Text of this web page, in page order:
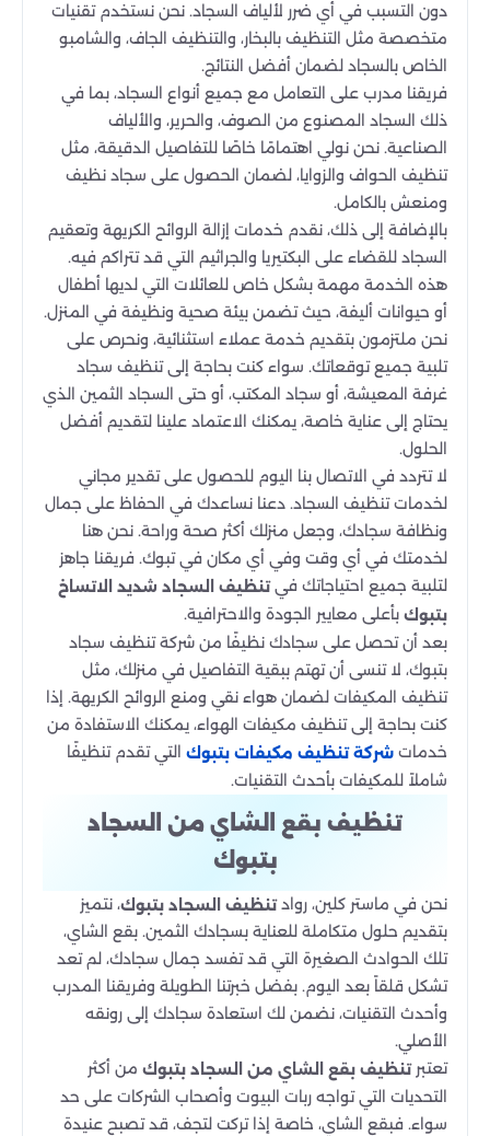
دون التسبب في أي ضرر لألياف السجاد. نحن نستخدم تقنيات
متخصصة مثل التنظيف بالبخار، والتنظيف الجاف، والشامبو
الخاص بالسجاد لضمان أفضل النتائج.
فريقنا مدرب على التعامل مع جميع أنواع السجاد، بما في
ذلك السجاد المصنوع من الصوف، والحرير، والألياف
الصناعية. نحن نولي اهتمامًا خاصًا للتفاصيل الدقيقة، مثل
تنظيف الحواف والزوايا، لضمان الحصول على سجاد نظيف
ومنعش بالكامل.
بالإضافة إلى ذلك، نقدم خدمات إزالة الروائح الكريهة وتعقيم
السجاد للقضاء على البكتيريا والجراثيم التي قد تتراكم فيه.
هذه الخدمة مهمة بشكل خاص للعائلات التي لديها أطفال
أو حيوانات أليفة، حيث تضمن بيئة صحية ونظيفة في المنزل.
نحن ملتزمون بتقديم خدمة عملاء استثنائية، ونحرص على
تلبية جميع توقعاتك. سواء كنت بحاجة إلى تنظيف سجاد
غرفة المعيشة، أو سجاد المكتب، أو حتى السجاد الثمين الذي
يحتاج إلى عناية خاصة، يمكنك الاعتماد علينا لتقديم أفضل
الحلول.
لا تتردد في الاتصال بنا اليوم للحصول على تقدير مجاني
لخدمات تنظيف السجاد. دعنا نساعدك في الحفاظ على جمال
ونظافة سجادك، وجعل منزلك أكثر صحة وراحة. نحن هنا
لخدمتك في أي وقت وفي أي مكان في تبوك. فريقنا جاهز
لتلبية جميع احتياجاتك فيتنظيف السجاد شديد الاتساخ
بتبوك بأعلى معايير الجودة والاحترافية.
بعد أن تحصل على سجادك نظيفًا من شركة تنظيف سجاد
بتبوك، لا تنسى أن تهتم ببقية التفاصيل في منزلك، مثل
تنظيف المكيفات لضمان هواء نقي ومنع الروائح الكريهة. إذا
كنت بحاجة إلى تنظيف مكيفات الهواء، يمكنك الاستفادة من
خدمات شركة تنظيف مكيفات بتبوك التي تقدم تنظيفًا
شاملاً للمكيفات بأحدث التقنيات.
تنظيف بقع الشاي من السجاد
بتبوك
نحن في ماستر كلين، روادتنظيف السجاد بتبوك، نتميز
بتقديم حلول متكاملة للعناية بسجادك الثمين. بقع الشاي،
تلك الحوادث الصغيرة التي قد تفسد جمال سجادك، لم تعد
تشكل قلقاً بعد اليوم. بفضل خبرتنا الطويلة وفريقنا المدرب
وأحدث التقنيات، نضمن لك استعادة سجادك إلى رونقه
الأصلي.
تعتبرتنظيف بقع الشاي من السجاد بتبوك من أكثر
التحديات التي تواجه ربات البيوت وأصحاب الشركات على حد
سواء. فبقع الشاي، خاصة إذا تركت لتجف، قد تصبح عنيدة